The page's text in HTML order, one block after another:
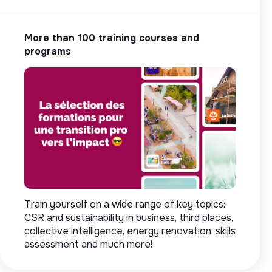
More than 100 training courses and
programs
Train yourself on a wide range of key topics:
CSR and sustainability in business, third places,
collective intelligence, energy renovation, skills
assessment and much more!